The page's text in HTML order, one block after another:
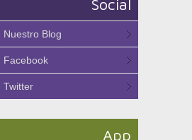
Social
Nuestro Blog
Facebook
Twitter
App